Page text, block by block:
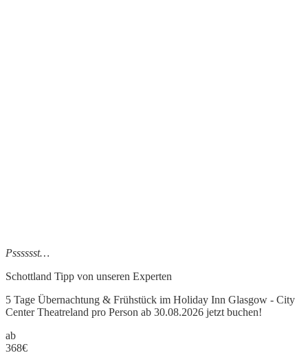
Psssssst…
Schottland Tipp von unseren Experten
5 Tage Übernachtung & Frühstück im Holiday Inn Glasgow - City
Center Theatreland pro Person ab 30.08.2026 jetzt buchen!
ab
368€